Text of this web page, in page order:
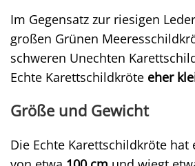
Im Gegensatz zur riesigen
großen Grünen
schweren Unechten
Echte Karettschildkröte eher
Größe und Gewicht
Die Echte Karettschildkröte hat